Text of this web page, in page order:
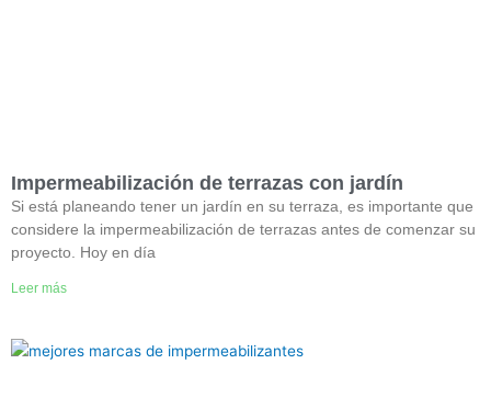
Impermeabilización de terrazas con jardín
Si está planeando tener un jardín en su terraza, es importante que
considere la impermeabilización de terrazas antes de comenzar su
proyecto. Hoy en día
Leer más